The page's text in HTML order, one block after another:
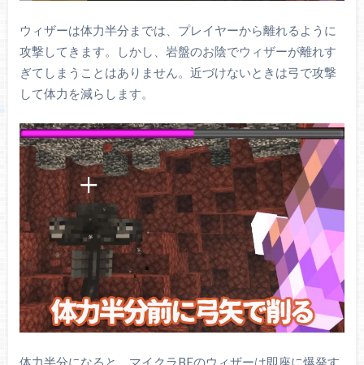
ウィザーは体力半分までは、プレイヤーから離れるように
攻撃してきます。しかし、岩盤のお陰でウィザーが離れす
ぎてしまうことはありません。近づけないときは弓で攻撃
して体力を減らします。
体力半分になると、マイクラBEのウィザーは即座に爆発す